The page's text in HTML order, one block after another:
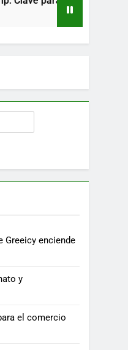
Greeicy enciende
y
el comercio